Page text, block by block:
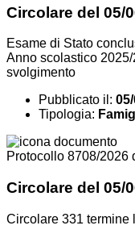
Circolare del 05/
Esame di Stato
Anno scolastico
svolgimento
Pubblicato il:
Tipologia:
Protocollo 8708/2026
Circolare del 05/
Circolare 331 termine